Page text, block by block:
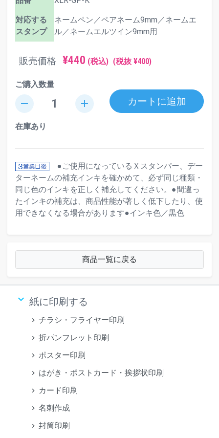
対応する
スタンプ
ネームペン／ペアネーム9mm／ネームエ
ル／ネームエルツイン9mm用
販売価格 ¥440 (税込) (税抜 ¥400)
ご購入数量
remove add カートに追加
在庫あり
●ご使用になっているＸスタンパー、デー
ターネームの補充インキを確かめて、必ず同じ種類・
同じ色のインキを正しく補充してください。●間違っ
たインキの補充は、商品性能が著しく低下したり、使
用できなくなる場合があります●インキ色／黒色
商品一覧に戻る
keyboard_arrow_down 紙に印刷する
チラシ・フライヤー印刷
折パンフレット印刷
ポスター印刷
はがき・ポストカード・挨拶状印刷
カード印刷
名刺作成
封筒印刷